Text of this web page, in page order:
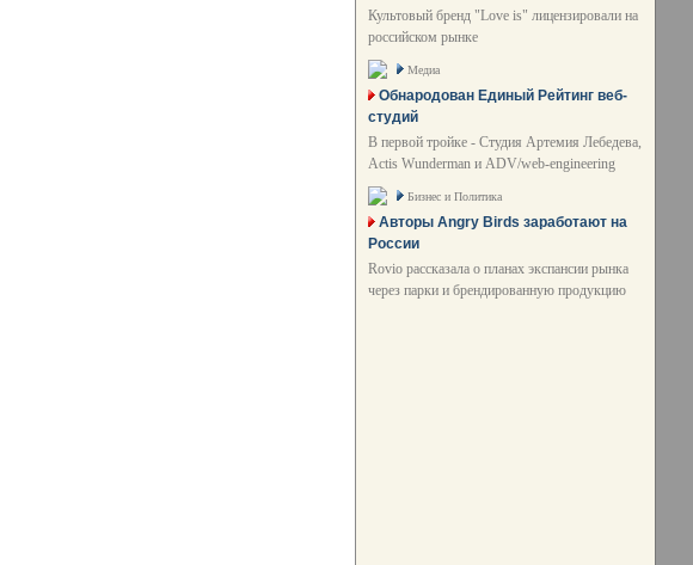
Культовый бренд "Love is" лицензировали на
российском рынке
Медиа
Обнародован Единый Рейтинг веб-
студий
В первой тройке - Студия Артемия Лебедева,
Actis Wunderman и ADV/web-engineering
Бизнес и Политика
Авторы Angry Birds заработают на
России
Rovio рассказала о планах экспансии рынка
через парки и брендированную продукцию